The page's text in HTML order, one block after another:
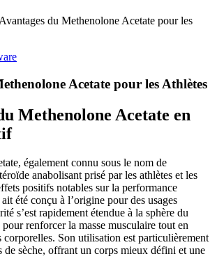
Avantages du Methenolone Acetate pour les
Acetate pour les Athlètes
Methenolone Acetate en
également connu sous le nom de
anabolisant prisé par les athlètes et les
positifs notables sur la performance
été conçu à l’origine pour des usages
s’est rapidement étendue à la sphère du
renforcer la masse musculaire tout en
corporelles. Son utilisation est particulièrement
de sèche, offrant un corps mieux défini et une